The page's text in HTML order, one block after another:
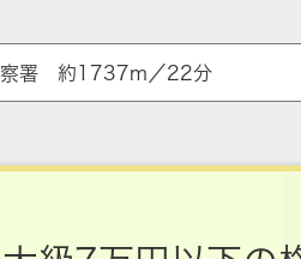
察署 約1737m／22分